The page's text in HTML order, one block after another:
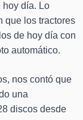
hoy día. Lo
que los tractores
de hoy día con
automático.
nos contó que
una
discos desde